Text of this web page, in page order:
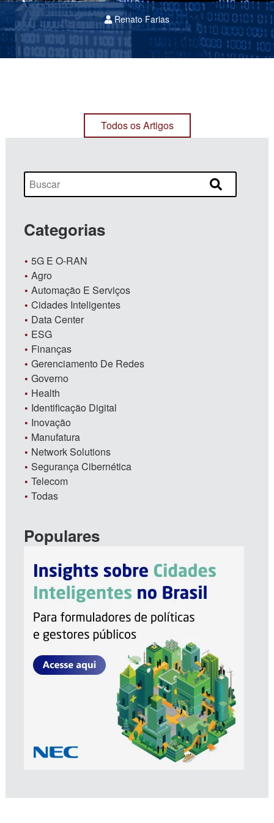
Renato Farias
Todos os Artigos
Categorias
5G E O-RAN
Agro
Automação E Serviços
Cidades Inteligentes
Data Center
ESG
Finanças
Gerenciamento De Redes
Governo
Health
Identificação Digital
Inovação
Manufatura
Network Solutions
Segurança Cibernética
Telecom
Todas
Populares